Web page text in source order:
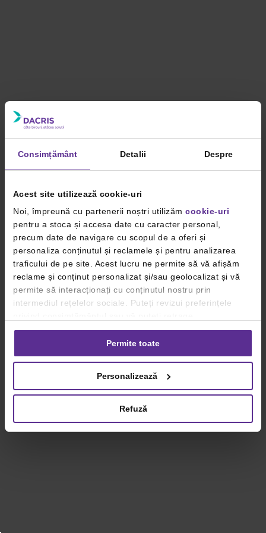
Consimțământ Detalii Despre
Acest site utilizează cookie-uri
Noi, împreună cu partenerii noștri utilizăm cookie-uri
pentru a stoca și accesa date cu caracter personal,
precum date de navigare cu scopul de a oferi și
personaliza conținutul și reclamele și pentru analizarea
traficului de pe site. Acest lucru ne permite să vă afișăm
reclame și conținut personalizat și/sau geolocalizat și vă
permite să interacționați cu conținutul nostru prin
intermediul rețelelor sociale. Puteți revizui preferințele
consimțământul oricând, făcând click pe linkul către
setările dvs. de cookie-uri.
privind utilizarea modulelor cookie.Detalii
Permite toate
Personalizează
Refuză